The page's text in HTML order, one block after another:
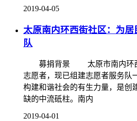
2019-04-05
太原南内环西街社区：为
队
募捐背景 太原市南内环西
志愿者，现已组建志愿者服务队
构建和谐社会的有生力量，是创
缺的中流砥柱。南内
2019-04-01